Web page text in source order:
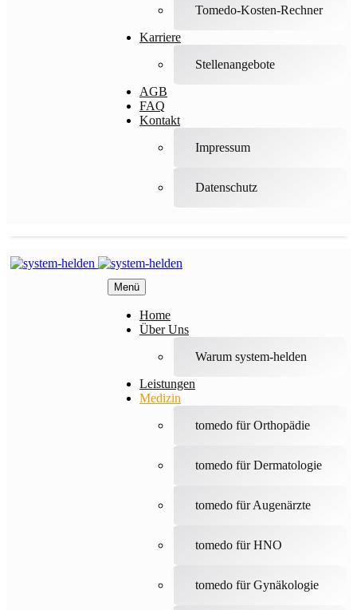
Tomedo-Kosten-Rechner
Karriere
Stellenangebote
AGB
FAQ
Kontakt
Impressum
Datenschutz
Menü
Home
Über Uns
Warum system-helden
Leistungen
Medizin
tomedo für Orthopädie
tomedo für Dermatologie
tomedo für Augenärzte
tomedo für HNO
tomedo für Gynäkologie